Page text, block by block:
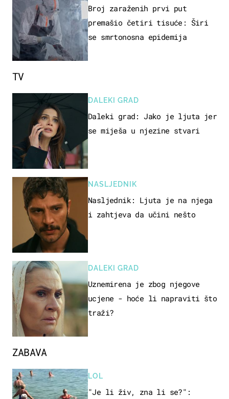
Broj zaraženih prvi put
premašio četiri tisuće: Širi
se smrtonosna epidemija
ZABAVA
LOL
"Je li živ, zna li se?":
TV
DALEKI GRAD
Daleki grad: Jako je ljuta jer
se miješa u njezine stvari
NASLJEDNIK
Nasljednik: Ljuta je na njega
i zahtjeva da učini nešto
DALEKI GRAD
Uznemirena je zbog njegove
ucjene - hoće li napraviti što
traži?